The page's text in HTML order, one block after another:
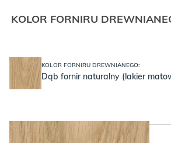
KOLOR FORNIRU
KOLOR FORNIRU DREWNIANEGO:
Dąb fornir naturalny (lakier